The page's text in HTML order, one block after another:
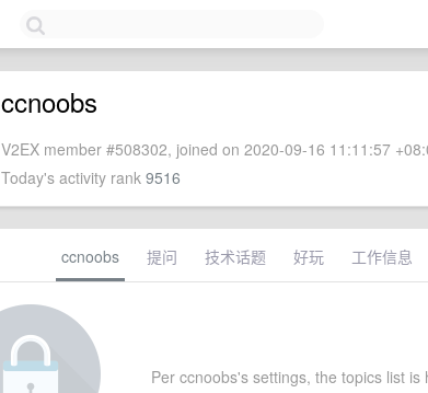
ccnoobs
V2EX member #508302, joined on 2020-09-16 11:11:57
Today's activity rank 9516
ccnoobs 提问 技术话题 好玩 工作信息
Per ccnoobs's settings, the topics list is